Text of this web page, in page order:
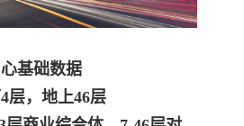
基础数据
层，地上46层